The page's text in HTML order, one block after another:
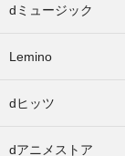
dミュージック
Lemino
dヒッツ
dアニメストア